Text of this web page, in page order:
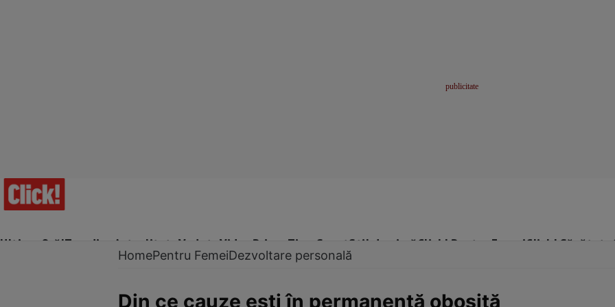
Ultima Oră!Trending Actualitate Vedete Video Prime Time SportStil de viațăClick! Pentru FemeiClick! Sănătate
HomePentru FemeiDezvoltare personală
Din ce cauze eşti în permanenţă obosită